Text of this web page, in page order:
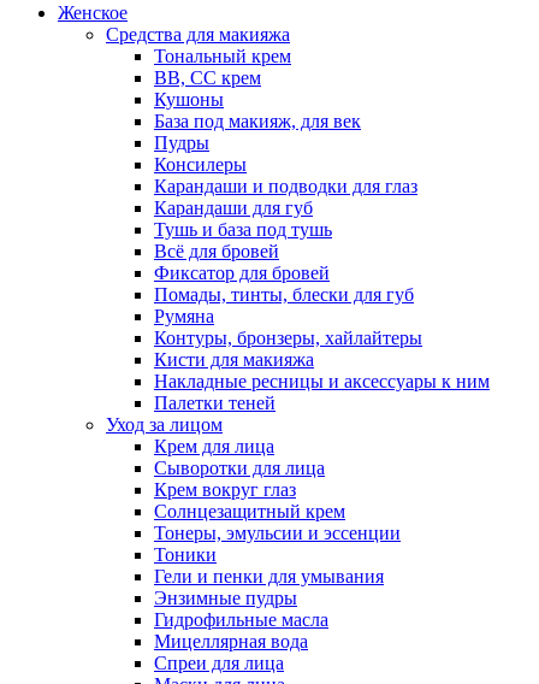
Женское
Средства для макияжа
Тональный крем
BB, CC крем
Кушоны
База под макияж, для век
Пудры
Консилеры
Карандаши и подводки для глаз
Карандаши для губ
Тушь и база под тушь
Всё для бровей
Фиксатор для бровей
Помады, тинты, блески для губ
Румяна
Контуры, бронзеры, хайлайтеры
Кисти для макияжа
Накладные ресницы и аксессуары к ним
Палетки теней
Уход за лицом
Крем для лица
Сыворотки для лица
Крем вокруг глаз
Солнцезащитный крем
Тонеры, эмульсии и эссенции
Тоники
Гели и пенки для умывания
Энзимные пудры
Гидрофильные масла
Мицеллярная вода
Спреи для лица